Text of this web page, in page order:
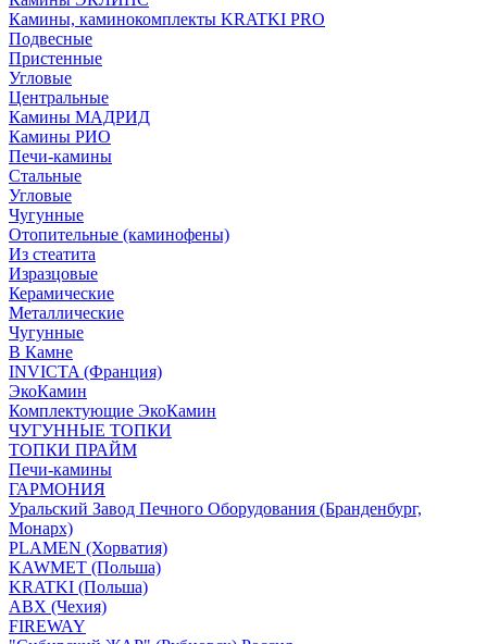
Камины, каминокомплекты KRATKI PRO
Подвесные
Пристенные
Угловые
Центральные
Камины МАДРИД
Камины РИО
Печи-камины
Стальные
Угловые
Чугунные
Отопительные (каминофены)
Из стеатита
Изразцовые
Керамические
Металлические
Чугунные
В Камне
INVICTA (Франция)
ЭкоКамин
Комплектующие ЭкоКамин
ЧУГУННЫЕ ТОПКИ
ТОПКИ ПРАЙМ
Печи-камины
ГАРМОНИЯ
Уральский Завод Печного Оборудования (Бранденбург,
Монарх)
PLAMEN (Хорватия)
KAWMET (Польша)
KRATKI (Польша)
ABX (Чехия)
FIREWAY